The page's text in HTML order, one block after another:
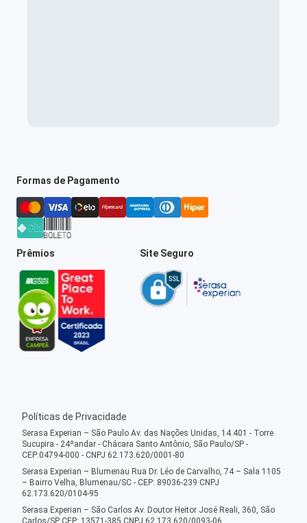
Formas de Pagamento
Prêmios Site Seguro
Políticas de Privacidade
Serasa Experian – São Paulo Av. das Nações Unidas, 14.401 - Torre
Sucupira - 24ºandar - Chácara Santo Antônio, São Paulo/SP -
CEP:04794-000 - CNPJ 62.173.620/0001-80
Serasa Experian – Blumenau Rua Dr. Léo de Carvalho, 74 – Sala 1105
– Bairro Velha, Blumenau/SC - CEP: 89036-239 CNPJ
62.173.620/0104-95
Serasa Experian – São Carlos Av. Doutor Heitor José Reali, 360, São
Carlos/SP CEP: 13571-385 CNPJ 62.173.620/0093-06